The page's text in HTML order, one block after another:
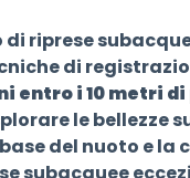
riprese
di
entro i 10 metri
le bellezze
del nuoto e la